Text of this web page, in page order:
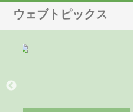
ウェブトピックス